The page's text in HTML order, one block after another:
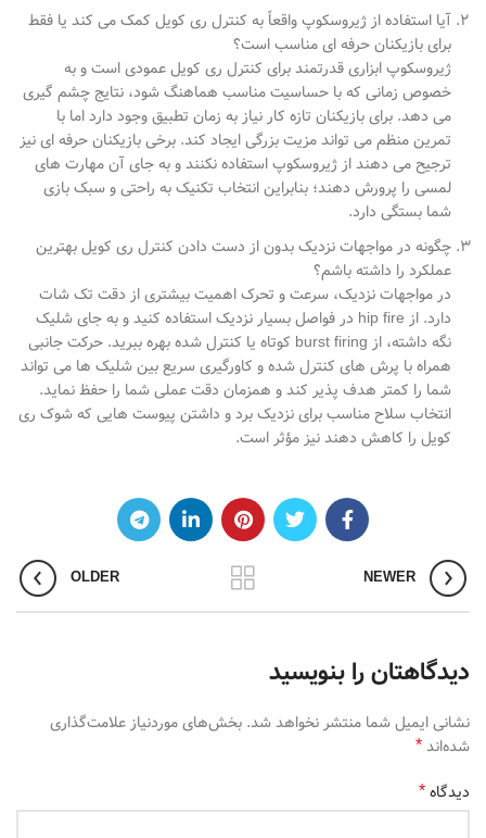
آیا استفاده از ژیروسکوپ واقعاً به کنترل ری کویل کمک می کند یا فقط
برای بازیکنان حرفه ای مناسب است؟
ژیروسکوپ ابزاری قدرتمند برای کنترل ری کویل عمودی است و به
خصوص زمانی که با حساسیت مناسب هماهنگ شود، نتایج چشم گیری
می دهد. برای بازیکنان تازه کار نیاز به زمان تطبیق وجود دارد اما با
تمرین منظم می تواند مزیت بزرگی ایجاد کند. برخی بازیکنان حرفه ای نیز
ترجیح می دهند از ژیروسکوپ استفاده نکنند و به جای آن مهارت های
لمسی را پرورش دهند؛ بنابراین انتخاب تکنیک به راحتی و سبک بازی
شما بستگی دارد.
چگونه در مواجهات نزدیک بدون از دست دادن کنترل ری کویل بهترین
عملکرد را داشته باشم؟
در مواجهات نزدیک، سرعت و تحرک اهمیت بیشتری از دقت تک شات
دارد. از
در فواصل بسیار نزدیک استفاده کنید و به جای شلیک
نگه داشته، از
کوتاه یا کنترل شده بهره ببرید. حرکت جانبی
همراه با پرش های کنترل شده و کاورگیری سریع بین شلیک ها می تواند
شما را کمتر هدف پذیر کند و همزمان دقت عملی شما را حفظ نماید.
انتخاب سلاح مناسب برای نزدیک برد و داشتن پیوست هایی که شوک ری
کویل را کاهش دهند نیز مؤثر است.
NEWER
OLDER
دیدگاهتان را بنویسید
نشانی ایمیل شما منتشر نخواهد شد. بخش‌های موردنیاز علامت‌گذاری
شده‌اند*
دیدگاه*